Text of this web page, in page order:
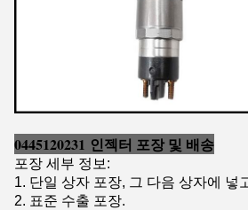
0445120231 인젝터 포장 및 배송
포장 세부 정보:
1. 단일 상자 포장, 그 다음 상자에 넣
2. 표준 수출 포장.